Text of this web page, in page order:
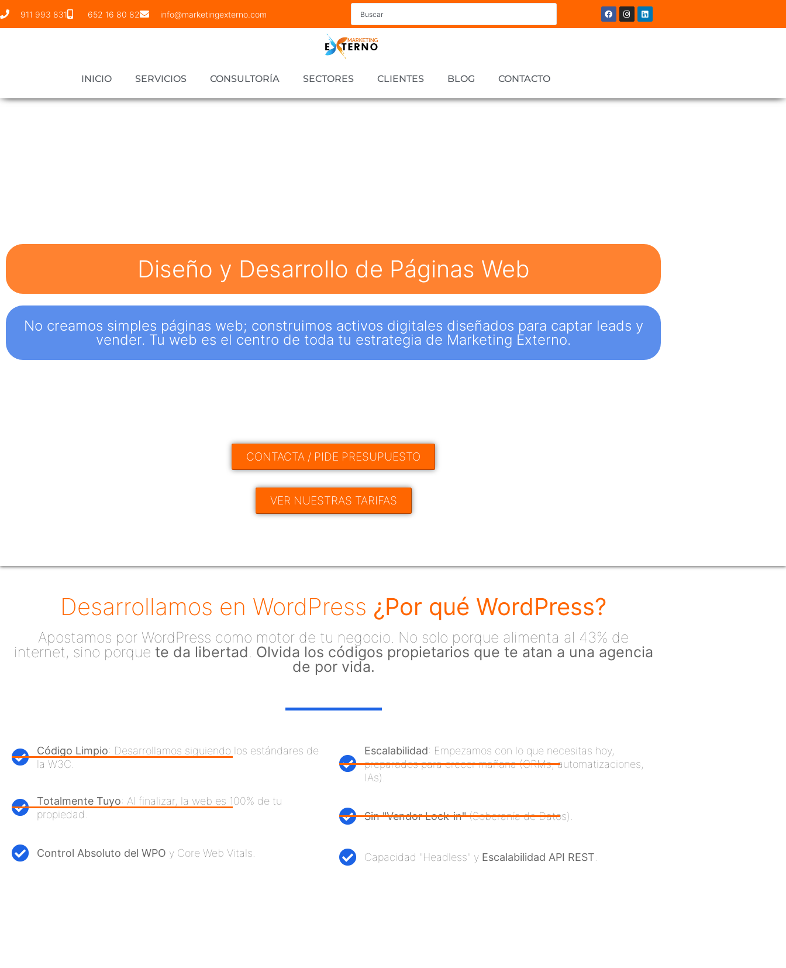
911 993 831 652 16 80 82 info@marketingexterno.com
INICIO SERVICIOS CONSULTORÍA SECTORES CLIENTES BLOG CONTACTO
Diseño y Desarrollo de Páginas Web
No creamos simples páginas web; construimos activos digitales diseñados para captar leads y
vender. Tu web es el centro de toda tu estrategia de Marketing Externo.
CONTACTA / PIDE PRESUPUESTO
VER NUESTRAS TARIFAS
Desarrollamos en WordPress ¿Por qué WordPress?
Apostamos por WordPress como motor de tu negocio. No solo porque alimenta al 43% de
internet, sino porque te da libertad Olvida los códigos propietarios que te atan a una agencia
de por vida.
Código Limpio: Desarrollamos siguiendo los estándares de
la W3C.
Totalmente Tuyo: Al finalizar, la web es 100% de tu
propiedad.
Control Absoluto del WPO y Core Web Vitals.
Escalabilidad: Empezamos con lo que necesitas hoy,
preparados para crecer mañana (CRMs, automatizaciones,
IAs).
Sin "Vendor Lock-in"(Soberanía de Datos).
Capacidad "Headless" y Escalabilidad API REST